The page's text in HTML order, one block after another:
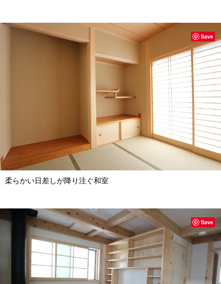
柔らかい日差しが降り注ぐ和室
Save
Save